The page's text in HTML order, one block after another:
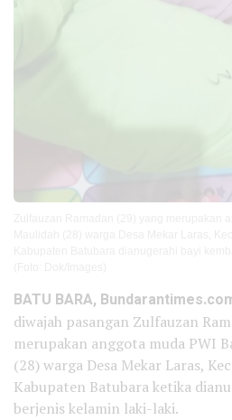
BATU BARA,
diwajah pasangan Zulfauzan
merupakan anggota muda PWI
(28) warga Desa Mekar Laras,
Kabupaten Batubara ketika
berjenis kelamin laki-laki.